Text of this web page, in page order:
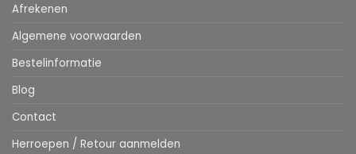
Afrekenen
Algemene voorwaarden
Bestelinformatie
Blog
Contact
Herroepen / Retour aanmelden